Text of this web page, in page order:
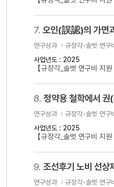
7. 오인(誤認)의 가면
연구성과
규장각-솔벗 연구
사업년도 : 2025
【규장각_솔벗 연구비 지
8. 정약용 철학에서
연구성과
규장각-솔벗 연구
사업년도 : 2025
【규장각_솔벗 연구비 지
9. 조선후기 노비 선상
연구성과
규장각-솔벗 연구